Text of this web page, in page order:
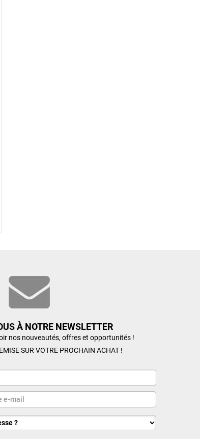
À NOTRE NEWSLETTER
nos nouveautés, offres et opportunités !
SUR VOTRE PROCHAIN ACHAT !